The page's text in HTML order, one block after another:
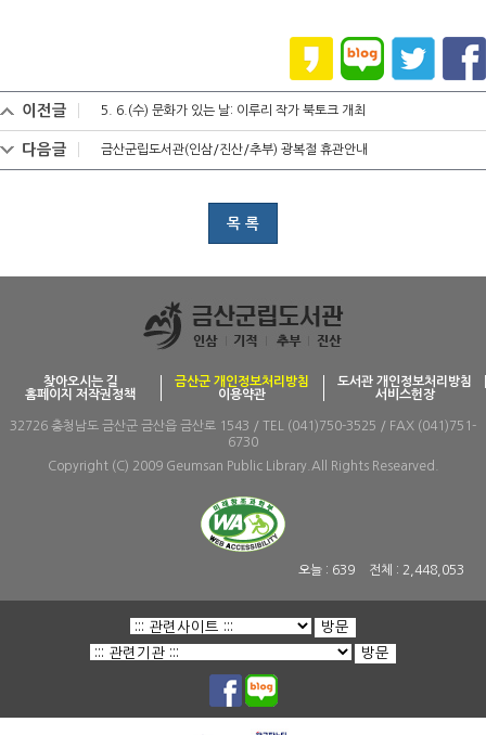
이전글 5. 6.(수) 문화가 있는 날: 이루리 작가 북토크 개최
다음글 금산군립도서관(인삼/진산/추부) 광복절 휴관안내
목 록
찾아오시는 길 금산군 개인정보처리방침
도서관 개인정보처리방침
홈페이지 저작권정책
이용약관 서비스헌장
32726 충청남도 금산군 금산읍 금산로 1543 / TEL (041)750-3525 / FAX (041)751-
6730
Copyright (C) 2009 Geumsan Public Library.All Rights Researved.
오늘 : 639 전체 : 2,448,053